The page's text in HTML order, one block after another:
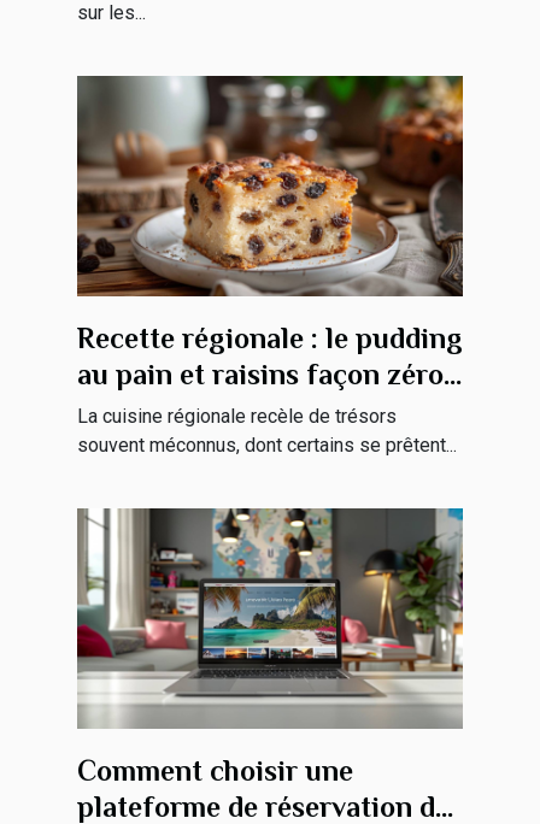
sur les...
Recette régionale : le pudding
au pain et raisins façon zéro
déchet
La cuisine régionale recèle de trésors
souvent méconnus, dont certains se prêtent...
Comment choisir une
plateforme de réservation de